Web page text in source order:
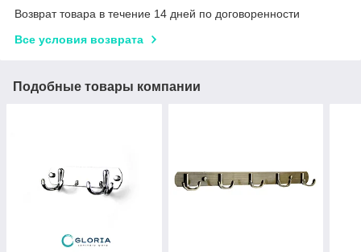
Возврат товара в течение 14 дней по договоренности
Все условия возврата
Подобные товары компании